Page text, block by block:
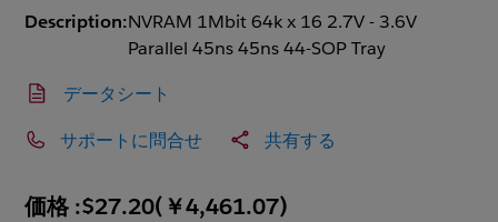
Description:NVRAM 1Mbit 64k x 16 2.7V - 3.6V
Parallel 45ns 45ns 44-SOP Tray
データシート
サポートに問合せ 共有する
価格 :$27.20(￥4,461.07)